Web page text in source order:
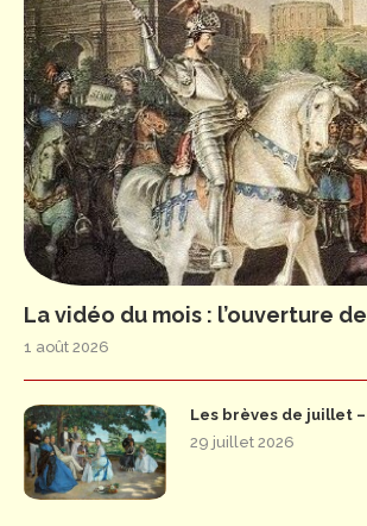
La vidéo du mois : l’ouverture de
1 août 2026
Les brèves de juillet –
29 juillet 2026